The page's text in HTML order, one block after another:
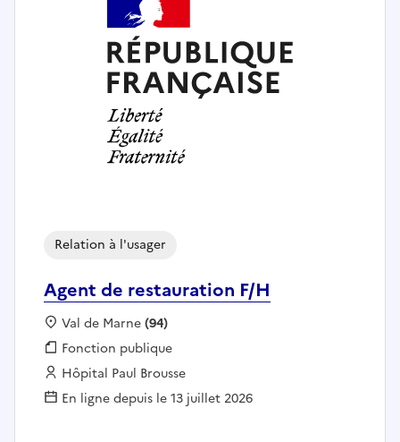
Agent de restauration F/H
Relation à l'usager
Localisation :
Val de Marne(94)
Fonction publique :
Fonction publique
Employeur :
Hôpital Paul Brousse
En ligne depuis le 13 juillet 2026